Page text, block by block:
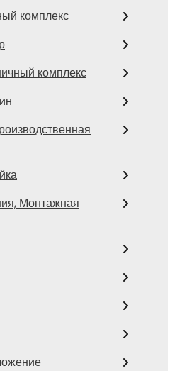
комплекс
комплекс
Монтажная